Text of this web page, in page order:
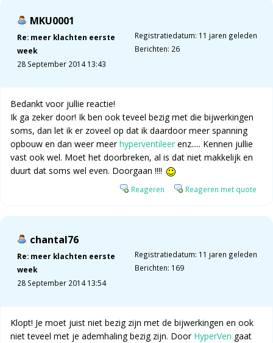
MKU0001
Re: meer klachten eerste
week
28 September 2014 13:43
Registratiedatum: 11 jaren geleden
Berichten: 26
Bedankt voor jullie reactie!
Ik ga zeker door! Ik ben ook teveel bezig met die bijwerkingen
soms, dan let ik er zoveel op dat ik daardoor meer spanning
opbouw en dan weer meerhyperventileer enz..... Kennen jullie
vast ook wel. Moet het doorbreken, al is dat niet makkelijk en
duurt dat soms wel even. Doorgaan !!!!
Reageren Reageren met quote
chantal76
Re: meer klachten eerste
week
28 September 2014 13:54
Registratiedatum: 11 jaren geleden
Berichten: 169
Klopt! Je moet juist niet bezig zijn met de bijwerkingen en ook
niet teveel met je ademhaling bezig zijn. Door HyperVen gaat